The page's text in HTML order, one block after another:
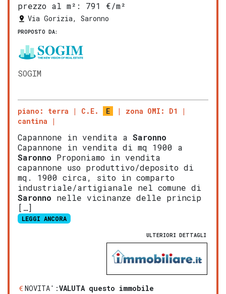
prezzo al m²:
791 €/m²
Via Gorizia, Saronno
PROPOSTO DA:
SOGIM
piano: terra C.E. E
zona OMI: D1
cantina
Capannone in vendita a Saronno
Capannone in vendita di mq 1900 a
Saronno Proponiamo in vendita
capannone uso produttivo/deposito di
mq. 1900 circa, sito in comparto
industriale/artigianale nel comune di
Saronno nelle vicinanze delle princip
[…]
LEGGI ANCORA
ULTERIORI DETTAGLI
NOVITA':VALUTA questo immobile